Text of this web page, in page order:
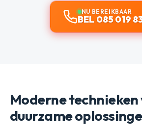
NU BEREIKBAAR
BEL 085 019
Moderne
duurzame